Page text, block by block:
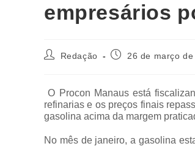
empresários
Redação 26 de março de
O Procon Manaus está
refinarias e os preços finais
gasolina acima da margem
No mês de janeiro, a gasolina